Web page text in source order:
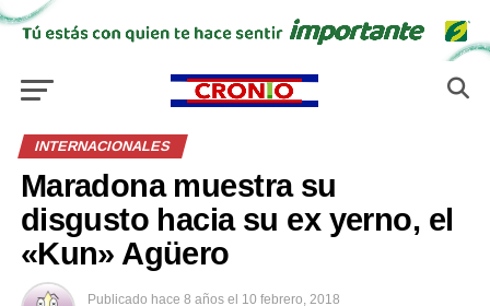
INTERNACIONALES
Maradona muestra su
disgusto hacia su ex yerno, el
«Kun» Agüero
Publicado hace 8 años el 10 febrero, 2018